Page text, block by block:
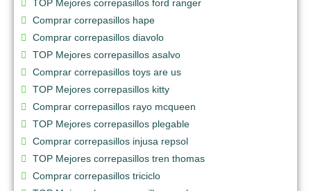
TOP Mejores correpasillos ford ranger
Comprar correpasillos hape
Comprar correpasillos diavolo
TOP Mejores correpasillos asalvo
Comprar correpasillos toys are us
TOP Mejores correpasillos kitty
Comprar correpasillos rayo mcqueen
TOP Mejores correpasillos plegable
Comprar correpasillos injusa repsol
TOP Mejores correpasillos tren thomas
Comprar correpasillos triciclo